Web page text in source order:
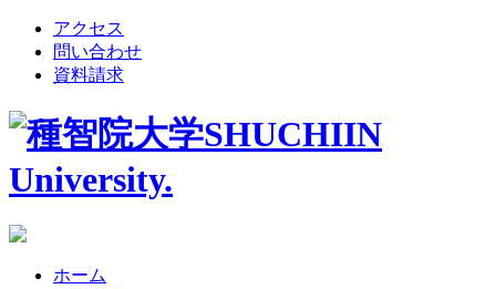
アクセス
問い合わせ
資料請求
ホーム